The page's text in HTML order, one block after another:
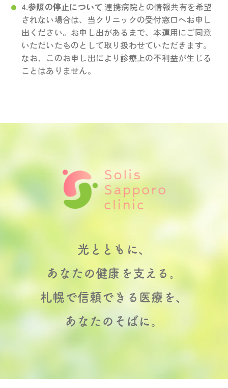
4.参照の停止について 連携病院との情報共有を希望
されない場合は、当クリニックの受付窓口へお申し
出ください。お申し出があるまで、本運用にご同意
いただいたものとして取り扱わせていただきます。
なお、このお申し出により診療上の不利益が生じる
ことはありません。
光とともに、
あなたの健康を支える。
札幌で信頼できる医療を、
あなたのそばに。